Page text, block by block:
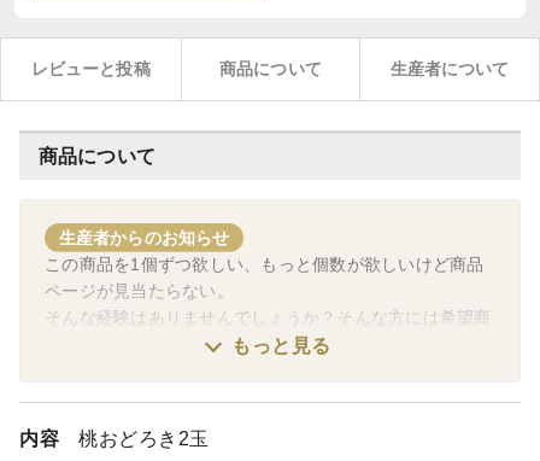
レビューと投稿 商品について 生産者について
商品について
生産者からのお知らせ
この商品を1個ずつ欲しい、もっと個数が欲しいけど商品
ページが見当たらない。
そんな経験はありませんでしょうか？そんな方には希望商
品でセットをお作りします。
食べチョクのシステム上、注文確定後に同梱に変更する事
が出来ません。
もっと見る
内容 桃おどろき2玉